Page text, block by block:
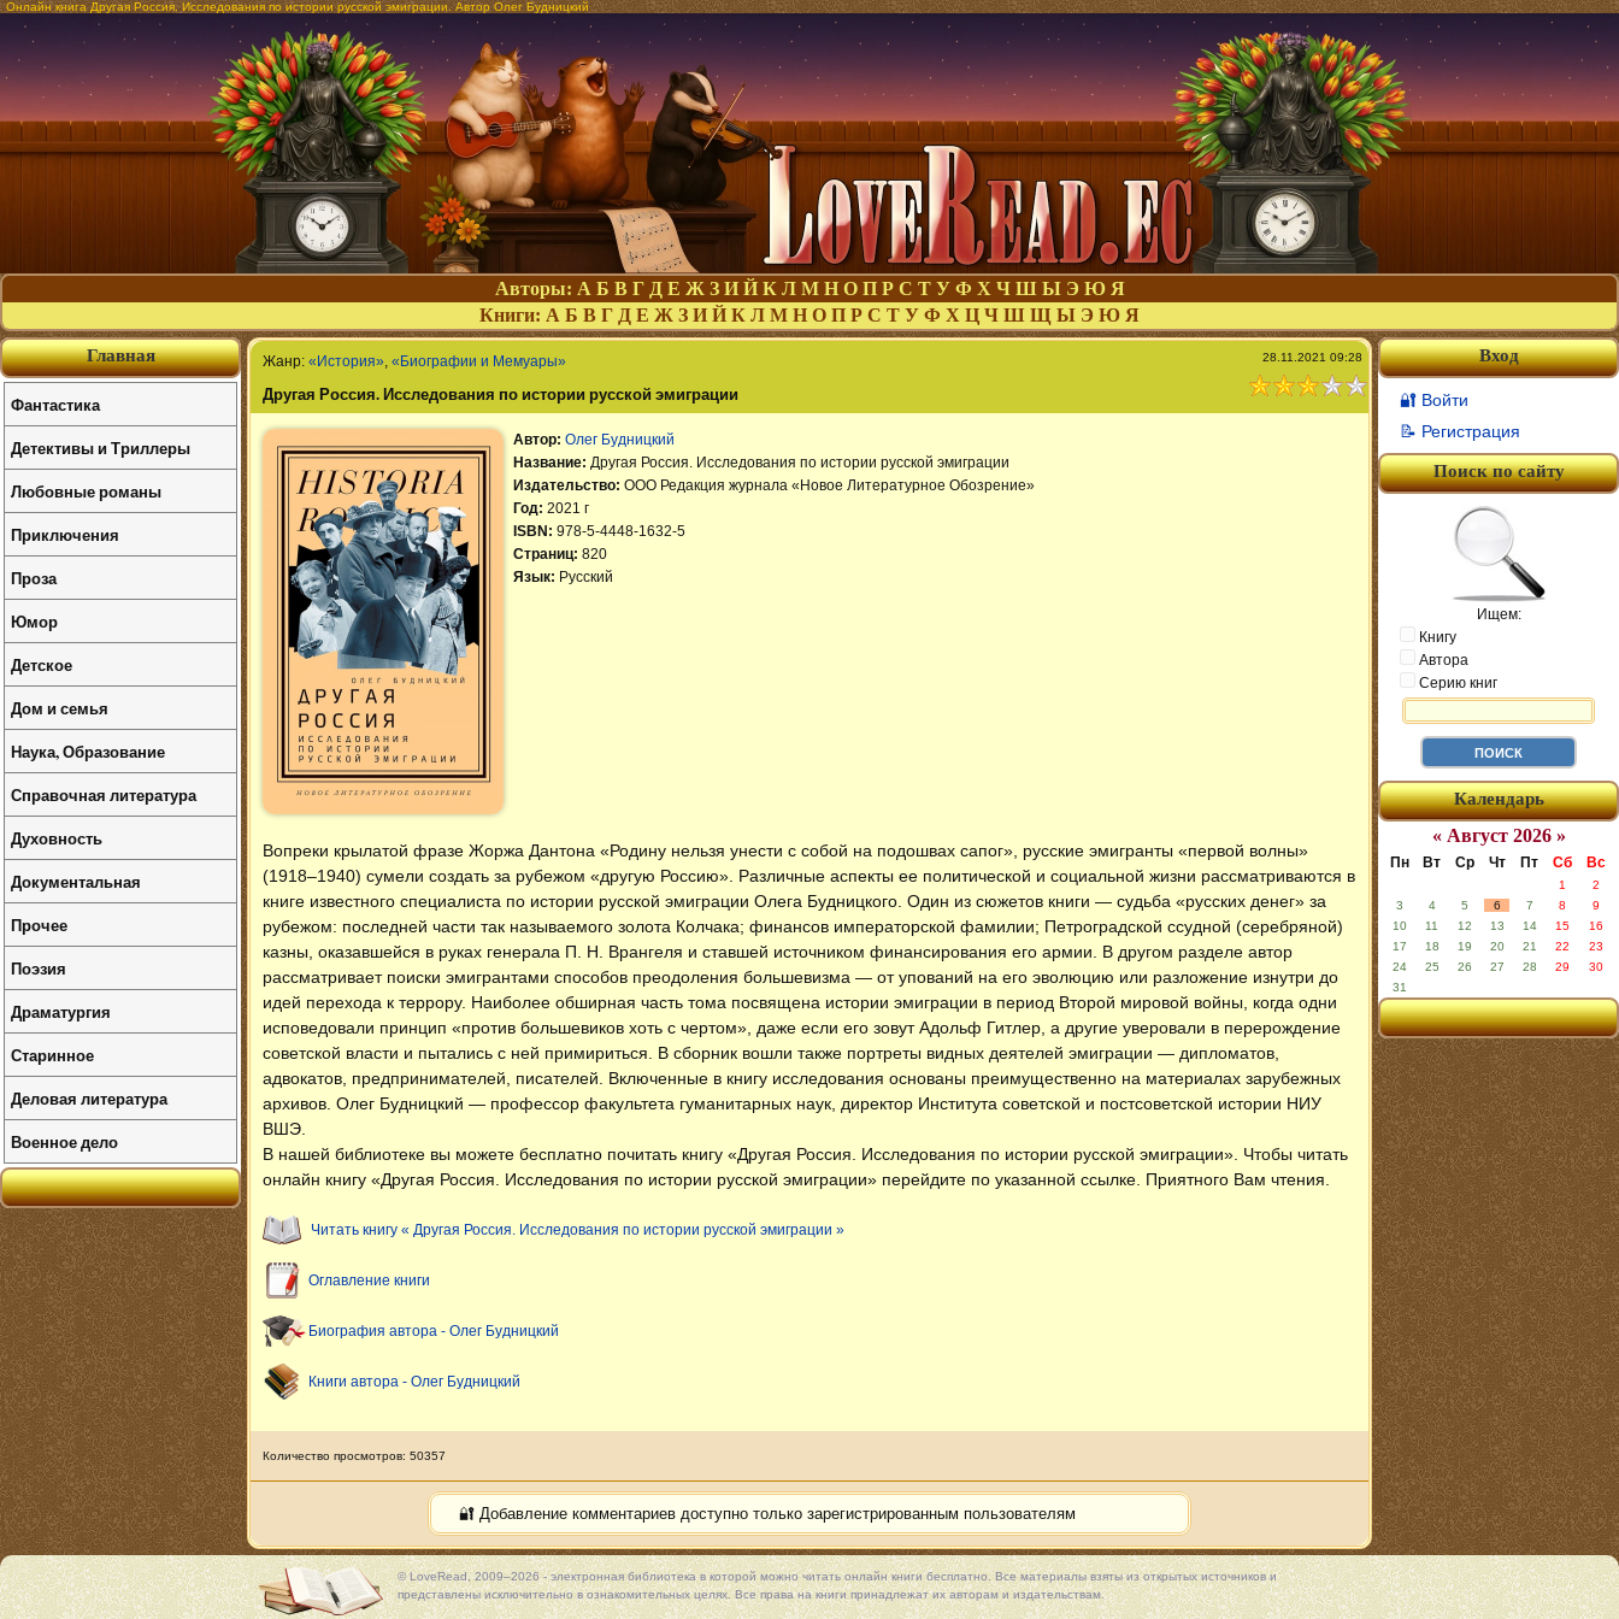
Онлайн книга Другая Россия. Исследования по истории русской эмиграции. Автор Олег Будницкий
Авторы: А Б В Г Д Е Ж З И Й К Л М Н О П Р С Т У Ф Х Ч Ш Ы Э Ю Я
Книги: А Б В Г Д Е Ж З И Й К Л М Н О П Р С Т У Ф Х Ц Ч Ш Щ Ы Э Ю Я
Жанр: «История», «Биографии и Мемуары»
Другая Россия. Исследования по истории русской эмиграции
28.11.2021 09:28
Автор: Олег Будницкий
Название: Другая Россия. Исследования по истории русской эмиграции
Издательство: ООО Редакция журнала «Новое Литературное Обозрение»
Год: 2021 г
ISBN: 978-5-4448-1632-5
Страниц: 820
Язык: Русский
Вопреки крылатой фразе Жоржа Дантона «Родину нельзя унести с собой на подошвах сапог», русские эмигранты «первой волны»
(1918–1940) сумели создать за рубежом «другую Россию». Различные аспекты ее политической и социальной жизни рассматриваются в
книге известного специалиста по истории русской эмиграции Олега Будницкого. Один из сюжетов книги — судьба «русских денег» за
рубежом: последней части так называемого золота Колчака; финансов императорской фамилии; Петроградской ссудной (серебряной)
казны, оказавшейся в руках генерала П. Н. Врангеля и ставшей источником финансирования его армии. В другом разделе автор
рассматривает поиски эмигрантами способов преодоления большевизма — от упований на его эволюцию или разложение изнутри до
идей перехода к террору. Наиболее обширная часть тома посвящена истории эмиграции в период Второй мировой войны, когда одни
исповедовали принцип «против большевиков хоть с чертом», даже если его зовут Адольф Гитлер, а другие уверовали в перерождение
советской власти и пытались с ней примириться. В сборник вошли также портреты видных деятелей эмиграции — дипломатов,
адвокатов, предпринимателей, писателей. Включенные в книгу исследования основаны преимущественно на материалах зарубежных
архивов. Олег Будницкий — профессор факультета гуманитарных наук, директор Института советской и постсоветской истории НИУ
ВШЭ.
В нашей библиотеке вы можете бесплатно почитать книгу «Другая Россия. Исследования по истории русской эмиграции» . Чтобы читать
онлайн книгу «Другая Россия. Исследования по истории русской эмиграции» перейдите по указанной ссылке. Приятного Вам чтения.
Читать книгу « Другая Россия. Исследования по истории русской эмиграции »
Оглавление книги
Биография автора - Олег Будницкий
Книги автора - Олег Будницкий
Количество просмотров: 50357
🔐 Добавление комментариев доступно только зарегистрированным пользователям
Вход
🔐 Войти
📝 Регистрация
Поиск по сайту
Ищем:
Книгу
Автора
Серию книг
Календарь
« Август 2026 »
Пн Вт Ср Чт Пт Сб Вс
1
2
3
4 5 6 7 8
9
10
11 12 13 14 15
16
17
18 19 20 21 22
23
24
25 26 27 28 29
30
31
Главная
Фантастика
Детективы и Триллеры
Любовные романы
Приключения
Проза
Юмор
Детское
Дом и семья
Наука, Образование
Справочная литература
Духовность
Документальная
Прочее
Поэзия
Драматургия
Старинное
Деловая литература
Военное дело
© LoveRead, 2009–2026 - электронная библиотека в которой можночитать онлайн книгибесплатно. Все материалы взяты из открытых источников и
представлены исключительно в ознакомительных целях. Все права на книги принадлежат их авторам и издательствам.